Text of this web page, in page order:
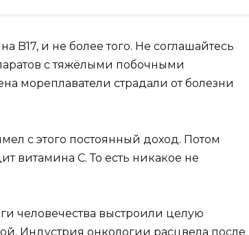
B17, и не более того. Не соглашайтесь
с тяжёлыми побочными
мореплаватели страдали от болезни
с этого постоянный доход. Потом
витамина C. То есть никакое не
человечества выстроили целую
Индустрия онкологии расцвела после